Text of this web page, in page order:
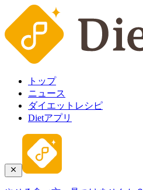
トップ
ニュース
ダイエットレシピ
Dietアプリ